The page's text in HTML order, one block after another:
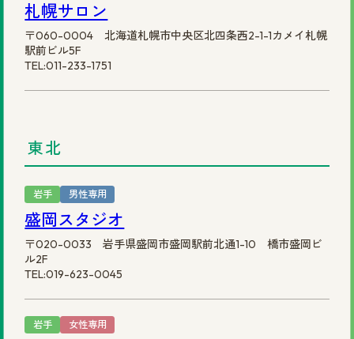
サイトマッププライバシーポリシー 会社概要 円形脱毛症.com
©2025 株式会社スヴェンソン.
札幌サロン
〒060-0004 北海道札幌市中央区北四条西2-1-1カメイ札幌
駅前ビル5F
TEL:011-233-1751
東北
岩手 男性専用
盛岡スタジオ
〒020-0033 岩手県盛岡市盛岡駅前北通1-10 橋市盛岡ビ
ル2F
TEL:019-623-0045
岩手 女性専用